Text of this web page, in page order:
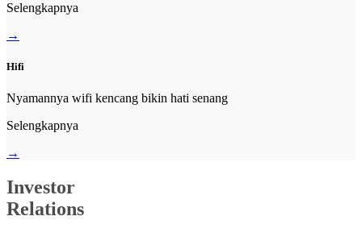
Selengkapnya
→
Hifi
Nyamannya wifi kencang bikin hati senang
Selengkapnya
→
Investor
Relations